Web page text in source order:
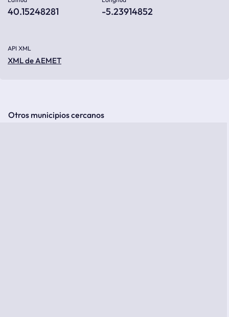
40.15248281 -5.23914852
API XML
XML de AEMET
Otros municipios cercanos